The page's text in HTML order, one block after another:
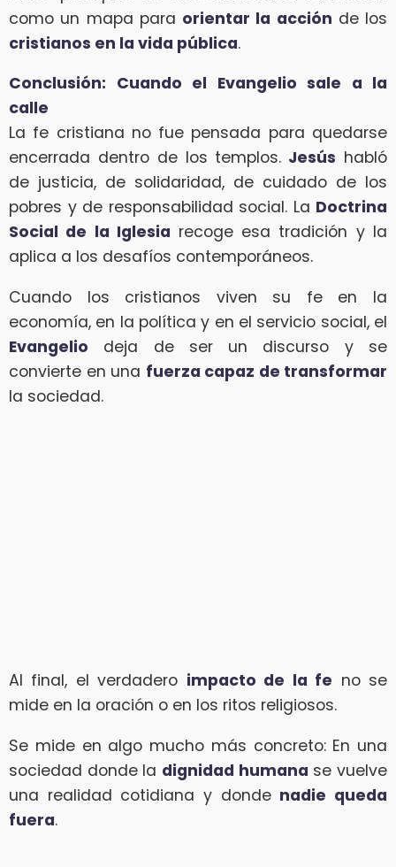
como un mapa para orientar la acción de los
cristianos en la vida pública.
Conclusión: Cuando el Evangelio sale a la
calle
La fe cristiana no fue pensada para quedarse
encerrada dentro de los templos. Jesús habló
de justicia, de solidaridad, de cuidado de los
pobres y de responsabilidad social. La Doctrina
Social de la Iglesia recoge esa tradición y la
aplica a los desafíos contemporáneos.
Cuando los cristianos viven su fe en la
economía, en la política y en el servicio social, el
Evangelio deja de ser un discurso y se
convierte en una fuerza capaz de transformar
la sociedad.
Al final, el verdadero impacto de la fe no se
mide en la oración o en los ritos religiosos.
Se mide en algo mucho más concreto: En una
sociedad donde la dignidad humana se vuelve
una realidad cotidiana y donde nadie queda
fuera.